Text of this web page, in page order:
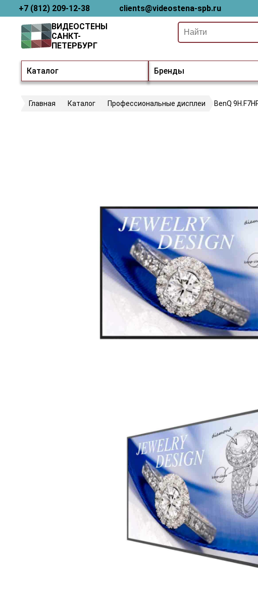
+7 (812) 209-12-38 clients@videostena-spb.ru
Каталог Бренды
ВИДЕОСТЕНЫ
САНКТ-
ПЕТЕРБУРГ
Главная Каталог Профессиональные дисплеи BenQ